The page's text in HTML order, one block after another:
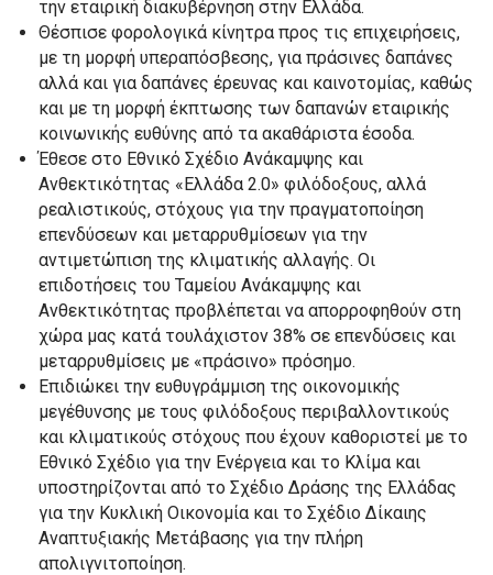
την εταιρική διακυβέρνηση στην Ελλάδα.
Θέσπισε φορολογικά κίνητρα προς τις επιχειρήσεις,
με τη μορφή υπεραπόσβεσης, για πράσινες δαπάνες
αλλά και για δαπάνες έρευνας και καινοτομίας, καθώς
και με τη μορφή έκπτωσης των δαπανών εταιρικής
κοινωνικής ευθύνης από τα ακαθάριστα έσοδα.
Έθεσε στο Εθνικό Σχέδιο Ανάκαμψης και
Ανθεκτικότητας «Ελλάδα 2.0» φιλόδοξους, αλλά
ρεαλιστικούς, στόχους για την πραγματοποίηση
επενδύσεων και μεταρρυθμίσεων για την
αντιμετώπιση της κλιματικής αλλαγής. Οι
επιδοτήσεις του Ταμείου Ανάκαμψης και
Ανθεκτικότητας προβλέπεται να απορροφηθούν στη
χώρα μας κατά τουλάχιστον 38% σε επενδύσεις και
μεταρρυθμίσεις με «πράσινο» πρόσημο.
Επιδιώκει την ευθυγράμμιση της οικονομικής
μεγέθυνσης με τους φιλόδοξους περιβαλλοντικούς
και κλιματικούς στόχους που έχουν καθοριστεί με το
Εθνικό Σχέδιο για την Ενέργεια και το Κλίμα και
υποστηρίζονται από το Σχέδιο Δράσης της Ελλάδας
για την Κυκλική Οικονομία και το Σχέδιο Δίκαιης
Αναπτυξιακής Μετάβασης για την πλήρη
απολιγνιτοποίηση.